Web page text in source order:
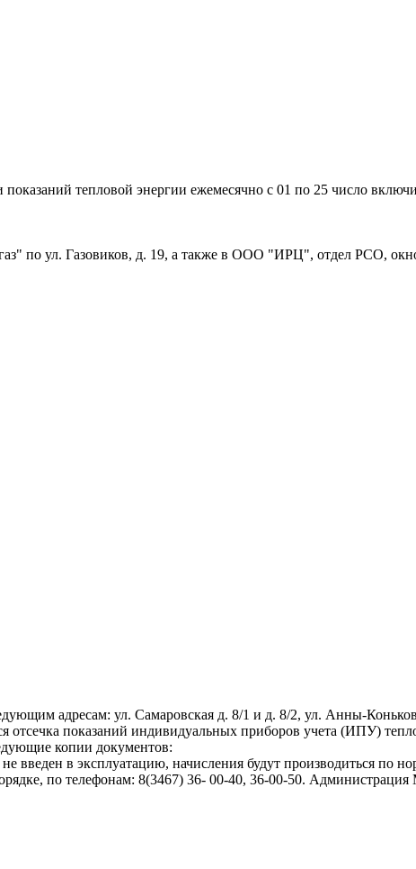
тепловой энергии ежемесячно с 01 по 25 число
по ул. Газовиков, д. 19, а также в ООО "ИРЦ", отдел РСО,
адресам: ул. Самаровская д. 8/1 и д. 8/2, ул. Анны-
показаний индивидуальных приборов учета (ИПУ)
копии документов:
введен в эксплуатацию, начисления будут производиться по
по телефонам: 8(3467) 36- 00-40, 36-00-50.